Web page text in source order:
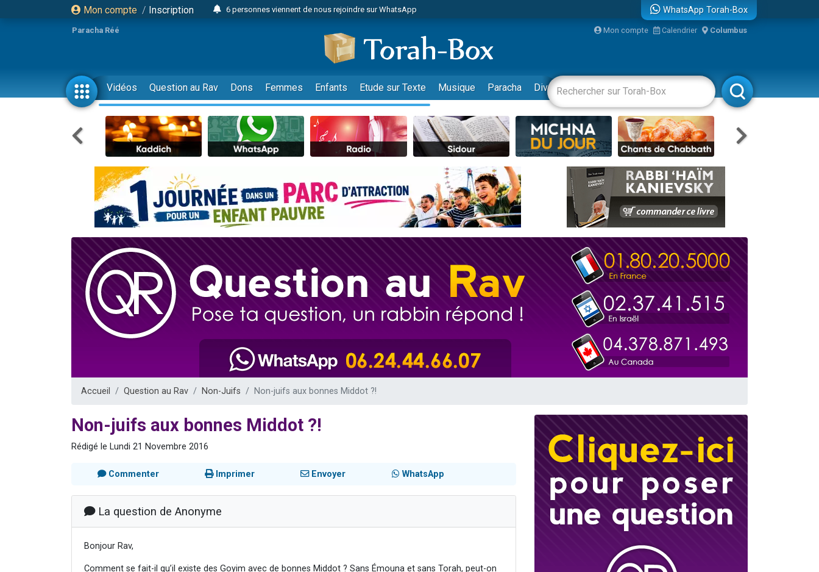
Mon compte / Inscription
6 personnes viennent de nous rejoindre sur WhatsApp
2 personnes viennent de faire un don pour 1 Journée de Vacances Pour les Enfants
17 personnes viennent de demander une bénédiction
4 personnes viennent de nous rejoindre sur WhatsApp
Il reste 49 places pour étudier en groupe sur Zoom
23 personnes viennent de faire un don pour Diane, 80 ans, dans un appartement insalubre
Eva vient de donner son Maasser
4 personnes viennent de nous rejoindre sur WhatsApp
3 personnes viennent de faire un don pour 5 jours de vacances aux Orphelins
Odaya vient de donner son Maasser
13 personnes viennent de demander une bénédiction
2 personnes viennent de nous rejoindre sur WhatsApp
30 personnes viennent de faire un don pour Sauvez la jambe de Yohan
Il reste 49 places pour étudier en groupe sur Zoom
3 personnes viennent de nous rejoindre sur WhatsApp
2 personnes viennent de nous rejoindre sur WhatsApp
2 personnes viennent de nous rejoindre sur WhatsApp
WhatsApp Torah-Box
Paracha Réé Mon compte Calendrier Columbus
Vidéos Question au Rav Dons Femmes Enfants Etude sur Texte Musique Paracha Divertissements Livres Rabbanim
Accueil Question au Rav Non-Juifs Non-juifs aux bonnes Middot ?!
Non-juifs aux bonnes Middot ?!
Rédigé le Lundi 21 Novembre 2016
Commenter Imprimer Envoyer WhatsApp
La question de Anonyme
Bonjour Rav,
Comment se fait-il qu’il existe des Goyim avec de bonnes Middot ? Sans Émouna et sans Torah, peut-on